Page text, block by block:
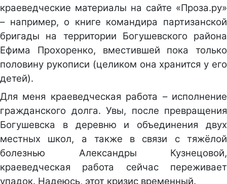
краеведческие материалы на сайте «Проза.ру»
– например, о книге командира партизанской
бригады на территории Богушевского района
Ефима Прохоренко, вместившей пока только
половину рукописи (целиком она хранится у его
детей).
Для меня краеведческая работа – исполнение
гражданского долга. Увы, после превращения
Богушевска в деревню и объединения двух
местных школ, а также в связи с тяжёлой
болезнью Александры Кузнецовой,
краеведческая работа сейчас переживает
упадок. Надеюсь, этот кризис временный.